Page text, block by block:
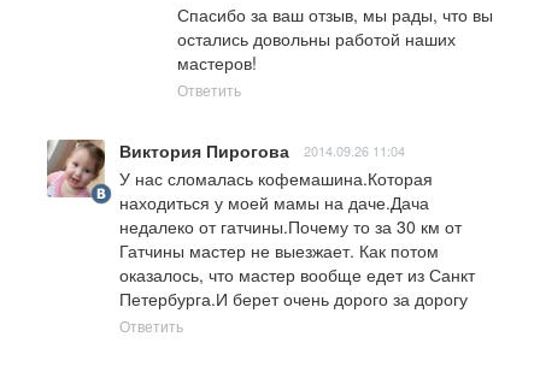
Спасибо за ваш отзыв, мы рады, что вы
остались довольны работой наших
мастеров!
Ответить
Виктория Пирогова 2014.09.26 11:04
У нас сломалась кофемашина.Которая
находиться у моей мамы на даче.Дача
недалеко от гатчины.Почему то за 30 км от
Гатчины мастер не выезжает. Как потом
оказалось, что мастер вообще едет из Санкт
Петербурга.И берет очень дорого за дорогу
Ответить